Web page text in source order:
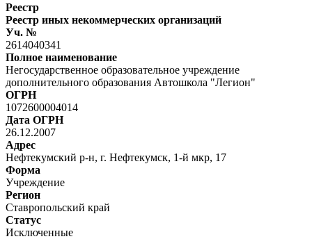
Реестр
Реестр иных некоммерческих организаций
Уч. №
2614040341
Полное наименование
Негосударственное образовательное учреждение
дополнительного образования Автошкола "Легион"
ОГРН
1072600004014
Дата ОГРН
26.12.2007
Адрес
Нефтекумский р-н, г. Нефтекумск, 1-й мкр, 17
Форма
Учреждение
Регион
Ставропольский край
Статус
Исключенные